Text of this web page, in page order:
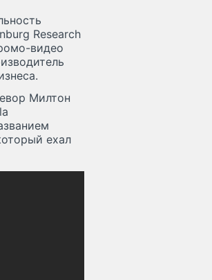
Research
видео
Милтон
ехал